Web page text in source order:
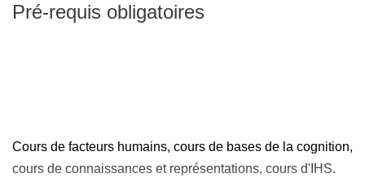
Pré-requis obligatoires
Cours de facteurs humains, cours de bases de la cognition,
cours de connaissances et représentations, cours d'IHS.